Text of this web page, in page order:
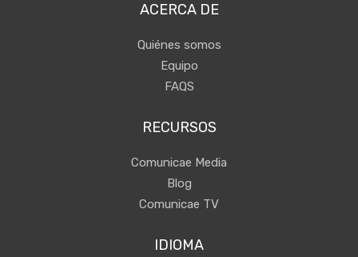
ACERCA DE
Quiénes somos
Equipo
FAQS
RECURSOS
Comunicae Media
Blog
Comunicae TV
IDIOMA